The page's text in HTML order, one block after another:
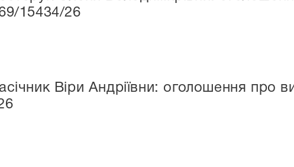
15434/26
Віри Андріївни: оголошення про